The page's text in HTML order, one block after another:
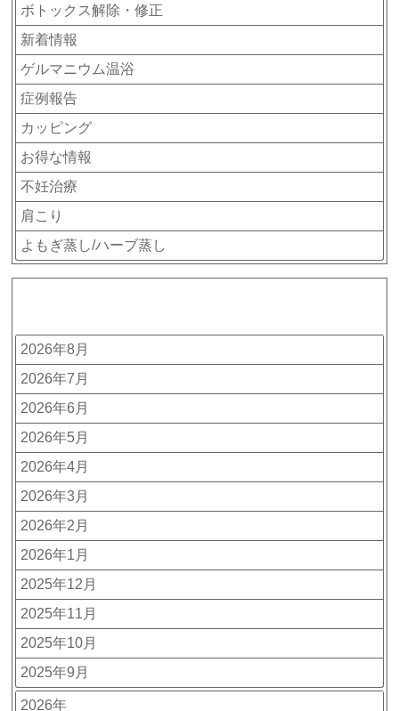
ボトックス解除・修正
新着情報
ゲルマニウム温浴
症例報告
カッピング
お得な情報
不妊治療
肩こり
よもぎ蒸し/ハーブ蒸し
2026年8月
2026年7月
2026年6月
2026年5月
2026年4月
2026年3月
2026年2月
2026年1月
2025年12月
2025年11月
2025年10月
2025年9月
2026年